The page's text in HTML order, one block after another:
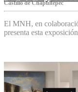
Castillo de Chapultepec
El MNH, en
presenta esta